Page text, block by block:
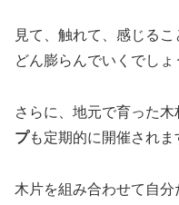
見て、触れて、感じる
どん膨らんでいくでしょ
さらに、地元で育った木
プも定期的に開催されま
木片を組み合わせて自